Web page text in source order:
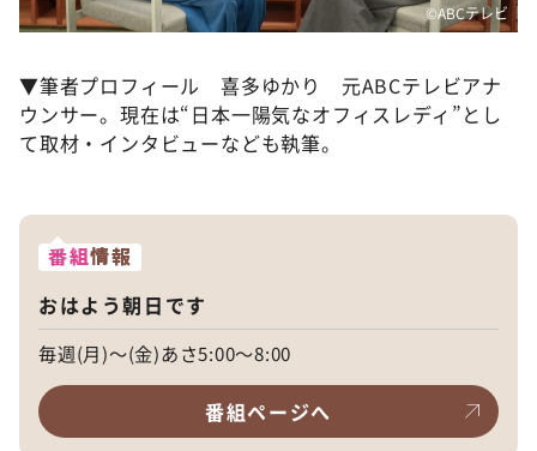
©️ABCテレビ
▼筆者プロフィール 喜多ゆかり 元ABCテレビアナ
ウンサー。現在は“日本一陽気なオフィスレディ”とし
て取材・インタビューなども執筆。
番組情報
おはよう朝日です
毎週(月)～(金)あさ5:00～8:00
番組ページへ